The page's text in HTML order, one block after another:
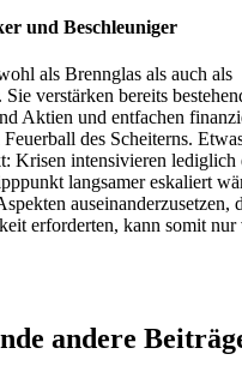
und Beschleuniger
als Brennglas als auch als
verstärken bereits
Aktien und entfachen
des Scheiterns.
Krisen intensivieren lediglich
langsamer eskaliert
auseinanderzusetzen,
erforderten, kann somit
andere